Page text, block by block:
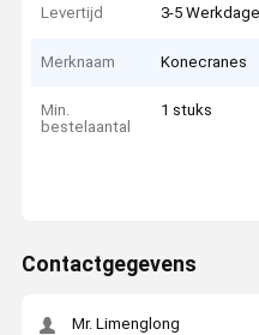
Levertijd 3-5
Merknaam Konecranes
Min.
bestelaantal
1 stuks
Contactgegevens
Mr. Limenglong